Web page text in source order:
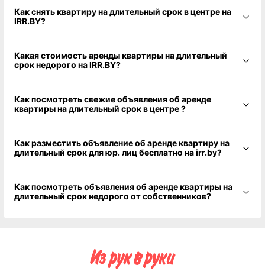
Как снять квартиру на длительный срок в центре на
IRR.BY?
Какая стоимость аренды квартиры на длительный
срок недорого на IRR.BY?
Как посмотреть свежие объявления об аренде
квартиры на длительный срок в центре ?
Как разместить объявление об аренде квартиру на
длительный срок для юр. лиц бесплатно на irr.by?
Как посмотреть объявления об аренде квартиры на
длительный срок недорого от собственников?